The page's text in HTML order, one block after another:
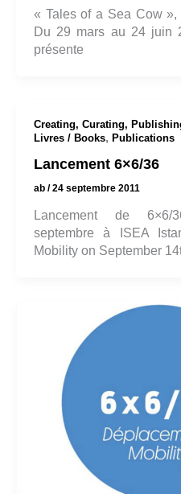
« Tales of a Sea Cow
Du 29 mars au 24 juin
présente
Creating, Curating,
Livres / Books, Publications
Lancement 6×6/36
ab /24 septembre 2011
Lancement de 6×6/
septembre à ISEA
Mobility on September